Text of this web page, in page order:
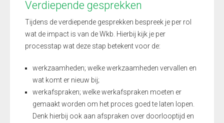
Verdiepende gesprekken
Tijdens de verdiepende gesprekken bespreek je per rol
wat de impact is van de Wkb. Hierbij kijk je per
processtap wat deze stap betekent voor de:
werkzaamheden; welke werkzaamheden vervallen en
wat komt er nieuw bij;
werkafspraken; welke werkafspraken moeten er
gemaakt worden om het proces goed te laten lopen.
Denk hierbij ook aan afspraken over doorlooptijd en